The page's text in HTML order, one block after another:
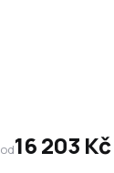
od16 203 Kč